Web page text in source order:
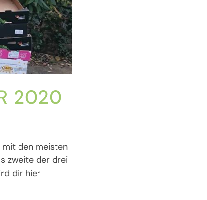
2020
den meisten
zweite der drei
dir hier